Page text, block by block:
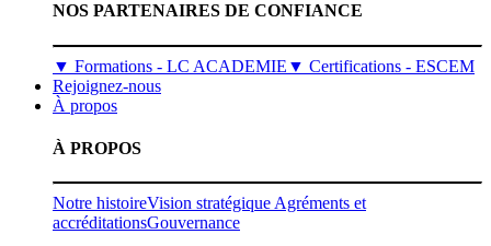
NOS PARTENAIRES DE CONFIANCE
▼ Formations - LC ACADEMIE ▼ Certifications - ESCEM
Rejoignez-nous
À propos
À PROPOS
Notre histoireVision stratégique Agréments et
accréditationsGouvernance